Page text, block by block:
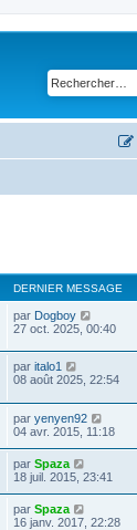
DERNIER MESSAGE
par Dogboy
27 oct. 2025, 00:40
par italo1
08 août 2025, 22:54
par yenyen92
04 avr. 2015, 11:18
par Spaza
18 juil. 2015, 23:41
par Spaza
16 janv. 2017, 22:28